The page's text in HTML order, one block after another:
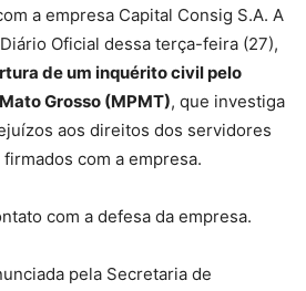
a empresa Capital Consig S.A. A
Oficial dessa terça-feira (27),
de um inquérito civil pelo
Grosso (MPMT), que investiga
aos direitos dos servidores
com a empresa.
com a defesa da empresa.
pela Secretaria de